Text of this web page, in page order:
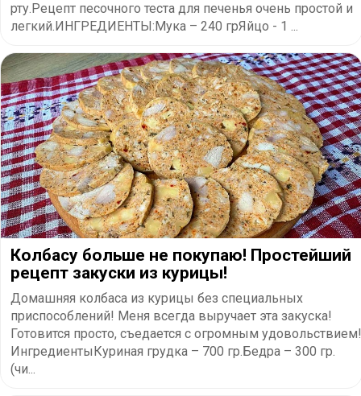
рту.Рецепт песочного теста для печенья очень простой и
легкий.ИНГРЕДИЕНТЫ:Мука – 240 грЯйцо - 1 ...
Колбасу больше не покупаю! Простейший
рецепт закуски из курицы!
Домашняя колбаса из курицы без специальных
приспособлений! Меня всегда выручает эта закуска!
Готовится просто, съедается с огромным удовольствием!
ИнгредиентыКуриная грудка – 700 гр.Бедра – 300 гр.
(чи...